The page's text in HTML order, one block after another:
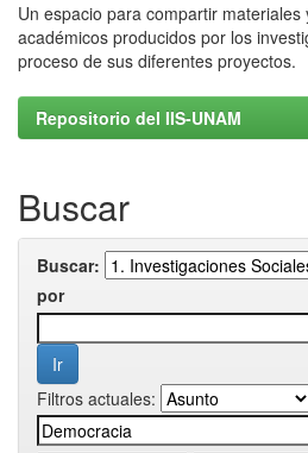
Un espacio para compartir
académicos producidos por los
proceso de sus diferentes proyectos.
Repositorio del IIS-UNAM
Buscar
Buscar:
por
Filtros actuales: